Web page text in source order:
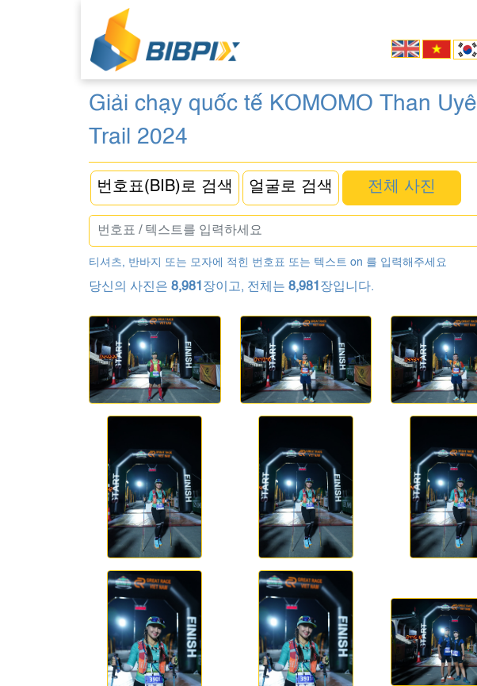
Giải chạy quốc tế KOMOMO Than
Trail 2024
번호표(BIB)로 검색 얼굴로 검색 전체 사진
티셔츠, 반바지 또는 모자에 적힌 번호표 또는 텍스트 on 를 입력해주세요
당신의 사진은 8,981 장이고, 전체는 8,981 장입니다.